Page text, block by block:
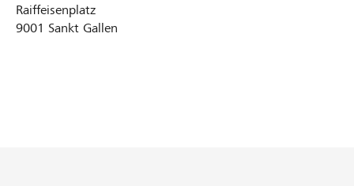
Raiffeisenplatz
9001 Sankt Gallen